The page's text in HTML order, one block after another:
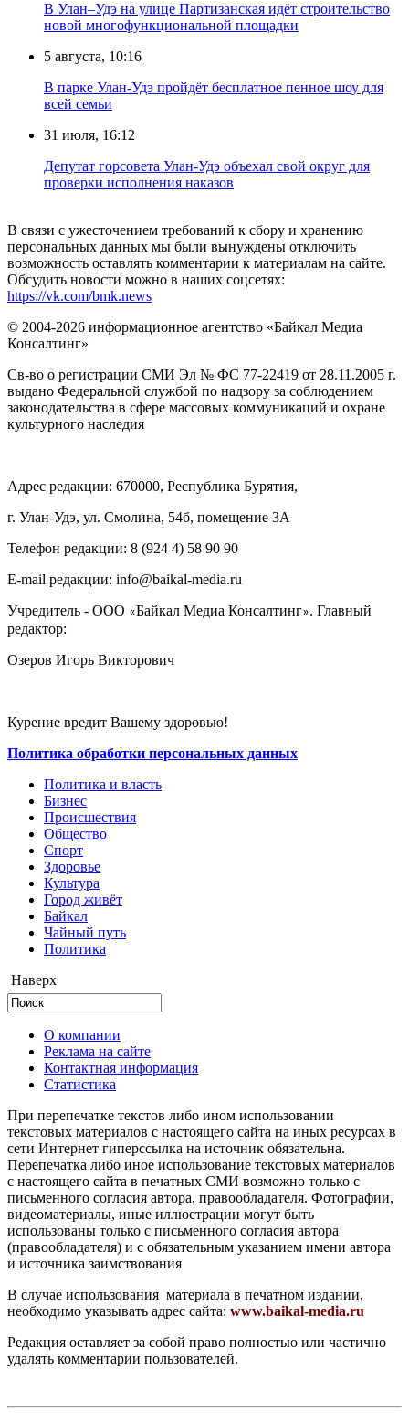
В Улан–Удэ на улице Партизанская идёт строительство
новой многофункциональной площадки
5 августа, 10:16
В парке Улан-Удэ пройдёт бесплатное пенное шоу для
всей семьи
31 июля, 16:12
Депутат горсовета Улан-Удэ объехал свой округ для
проверки исполнения наказов
В связи с ужесточением требований к сбору и хранению
персональных данных мы были вынуждены отключить
возможность оставлять комментарии к материалам на сайте.
Обсудить новости можно в наших соцсетях:
https://vk.com/bmk.news
© 2004-2026 информационное агентство «Байкал Медиа
Консалтинг»
Св-во о регистрации СМИ Эл № ФС 77-22419 от 28.11.2005 г.
выдано Федеральной службой по надзору за соблюдением
законодательства в сфере массовых коммуникаций и охране
культурного наследия
Адрес редакции: 670000, Республика Бурятия,
г. Улан-Удэ, ул. Смолина, 54б, помещение 3А
Телефон редакции: ‎‎8 (924 4) 58 90 90
E-mail редакции: info@baikal-media.ru
Учредитель - ООО «Байкал Медиа Консалтинг». Главный
редактор:
Озеров Игорь Викторович
Курение вредит Вашему здоровью!
Политика обработки персональных данных
Политика и власть
Бизнес
Происшествия
Общество
Cпорт
Здоровье
Культура
Город живёт
Байкал
Чайный путь
Политика
Наверх
О компании
Реклама на сайте
Контактная информация
Статистика
При перепечатке текстов либо ином использовании
текстовых материалов с настоящего сайта на иных ресурсах в
сети Интернет гиперссылка на источник обязательна.
Перепечатка либо иное использование текстовых материалов
с настоящего сайта в печатных СМИ возможно только с
письменного согласия автора, правообладателя. Фотографии,
видеоматериалы, иные иллюстрации могут быть
использованы только с письменного согласия автора
(правообладателя) и с обязательным указанием имени автора
и источника заимствования
В случае использования материала в печатном издании,
необходимо указывать адрес сайта: www.baikal-media.ru
Редакция оставляет за собой право полностью или частично
удалять комментарии пользователей.